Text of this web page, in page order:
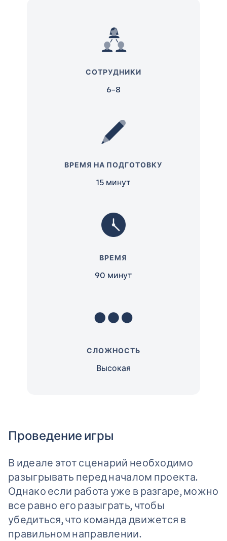
Вся команда и спонсор проекта (если есть).
СОТРУДНИКИ
6–8
ВРЕМЯ НА ПОДГОТОВКУ
15 минут
ВРЕМЯ
90 минут
СЛОЖНОСТЬ
Высокая
Проведение игры
В идеале этот сценарий необходимо
разыгрывать перед началом проекта.
Однако если работа уже в разгаре, можно
все равно его разыграть, чтобы
убедиться, что команда движется в
правильном направлении.